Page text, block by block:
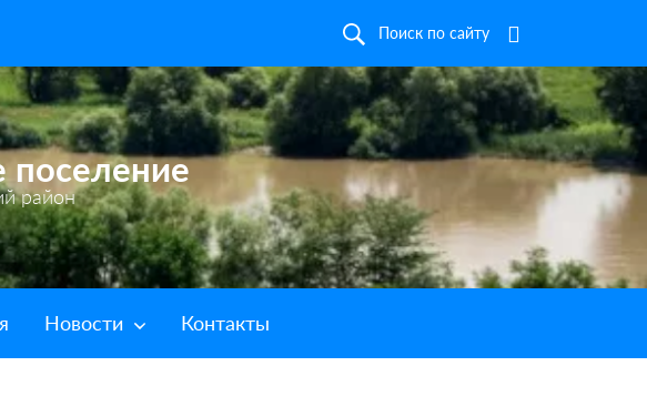
Поиск по сайту
поселение
район
Новости Контакты